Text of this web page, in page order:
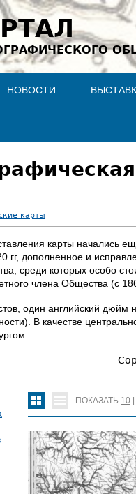
НОВОСТИ
карты
карты начались
гг, дополненное и
среди которых особо
члена Общества (с
один английский дюйм
В качестве
ПОКАЗАТЬ 10 |